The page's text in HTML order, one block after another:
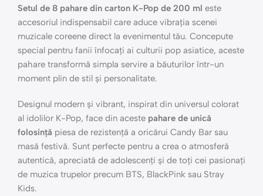
Setul de 8 pahare din carton K-Pop de 200 ml este
accesoriul indispensabil care aduce vibrația scenei
muzicale coreene direct la evenimentul tău. Concepute
special pentru fanii înfocați ai culturii pop asiatice, aceste
pahare transformă simpla servire a băuturilor într-un
moment plin de stil și personalitate.
Designul modern și vibrant, inspirat din universul colorat
al idolilor K-Pop, face din aceste pahare de unică
folosință piesa de rezistență a oricărui Candy Bar sau
masă festivă. Sunt perfecte pentru a crea o atmosferă
autentică, apreciată de adolescenți și de toți cei pasionați
de muzica trupelor precum BTS, BlackPink sau Stray
Kids.